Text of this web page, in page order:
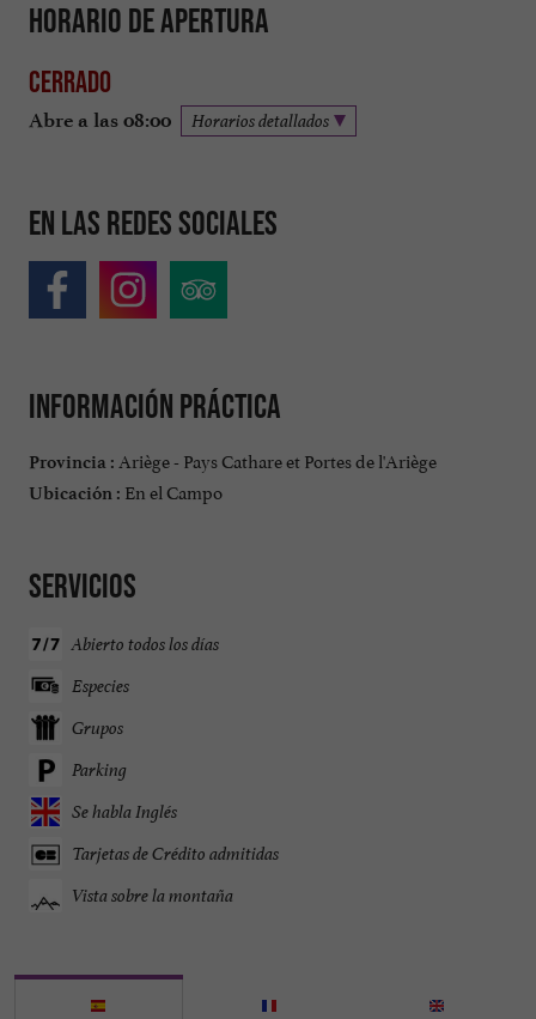
Horario de apertura
Cerrado
Abre a las 08:00 Horarios detallados
En las redes sociales
Información práctica
Provincia : Ariège - Pays Cathare et Portes de l'Ariège
Ubicación : En el Campo
Servicios
Abierto todos los días
Especies
Grupos
Parking
Se habla Inglés
Tarjetas de Crédito admitidas
Vista sobre la montaña